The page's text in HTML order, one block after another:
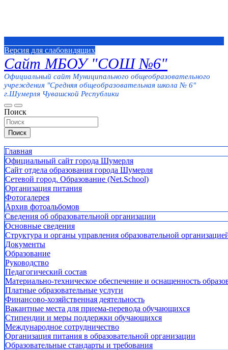
Версия для слабовидящих
Сайт МБОУ "СОШ №6"
Официальный сайт Муниципального общеобразовательного
учреждения "Средняя общеобразовательная школа № 6"
г.Шумерля Чувашской Республики
Поиск
Поиск
Главная
Официальный сайт города Шумерля
Сайт отдела образования города Шумерля
Сетевой город. Образование (Net.School)
Организация питания
Фотогалерея
Архив фотоальбомов
Сведения об образовательной организации
Основные сведения
Структура и органы управления образовательной
Документы
Образование
Руководство
Педагогический состав
Материально-техническое обеспечение и оснащенность
Платные образовательные услуги
Финансово-хозяйственная деятельность
Вакантные места для приема-перевода обучающихся
Стипендии и меры поддержки обучающихся
Международное сотрудничество
Организация питания в образовательной организации
Образовательные стандарты и требования